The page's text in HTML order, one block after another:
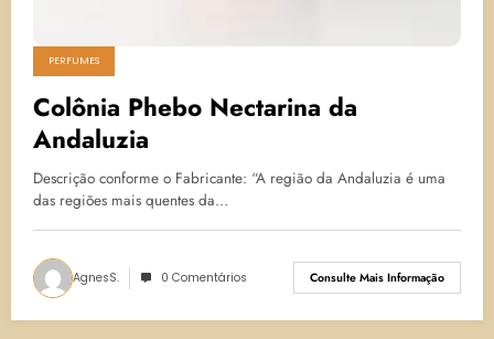
PERFUMES
Colônia Phebo Nectarina da
Andaluzia
Descrição conforme o Fabricante: “A região da Andaluzia é uma
das regiões mais quentes da…
AgnesS. 0 Comentários Consulte Mais Informação